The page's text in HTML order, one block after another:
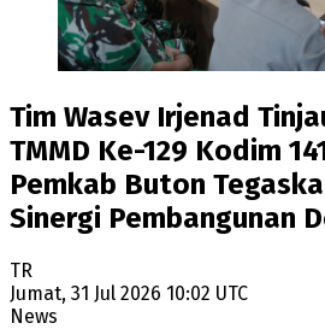
Tim Wasev Irjenad
TMMD Ke-129 Kodim
Pemkab Buton
Sinergi Pembangunan
TR
Jumat, 31 Jul 2026 10:02 UTC
News